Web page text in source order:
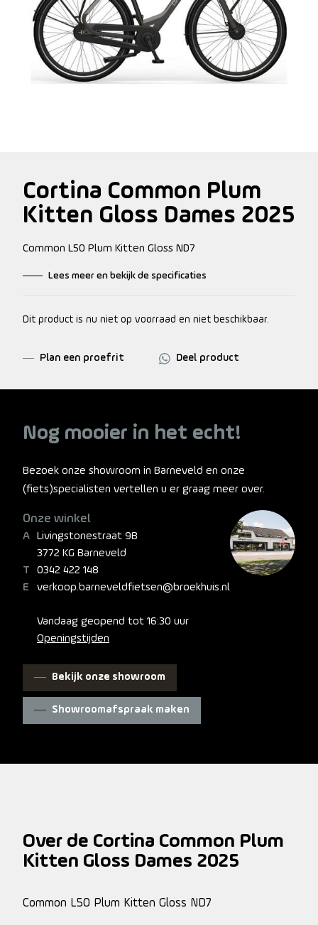
Cortina Common Plum
Kitten Gloss Dames 2025
Common L50 Plum Kitten Gloss ND7
Lees meer en bekijk de specificaties
Dit product is nu niet op voorraad en niet beschikbaar.
Plan een proefrit Deel product
Nog mooier in het echt!
Bezoek onze showroom in Barneveld en onze
(fiets)specialisten vertellen u er graag meer over.
Onze winkel
Livingstonestraat 9B
3772 KG Barneveld
0342 422 148
verkoop.barneveldfietsen@broekhuis.nl
Vandaag geopend tot 16:30 uur
Openingstijden
Bekijk onze showroom
Showroomafspraak maken
Over de Cortina Common Plum
Kitten Gloss Dames 2025
Common L50 Plum Kitten Gloss ND7